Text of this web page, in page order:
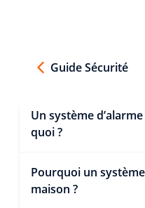
Guide Sécurité
Un système
quoi ?
Pourquoi un
maison ?